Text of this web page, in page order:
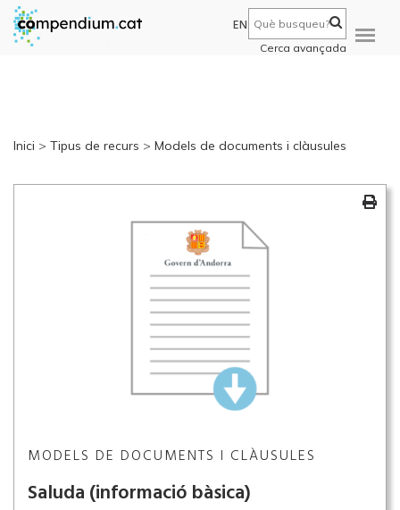
EN
Cerca avançada
Inici > Tipus de recurs > Models de documents i clàusules
MODELS DE DOCUMENTS I CLÀUSULES
Saluda (informació bàsica)